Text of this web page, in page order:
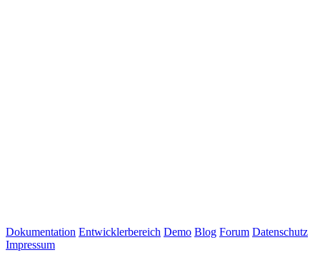
Dokumentation Entwicklerbereich Demo Blog Forum Datenschutz
Impressum